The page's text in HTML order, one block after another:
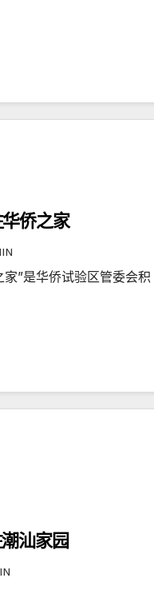
侨之家
”是华侨试验区管委会积
汕家园